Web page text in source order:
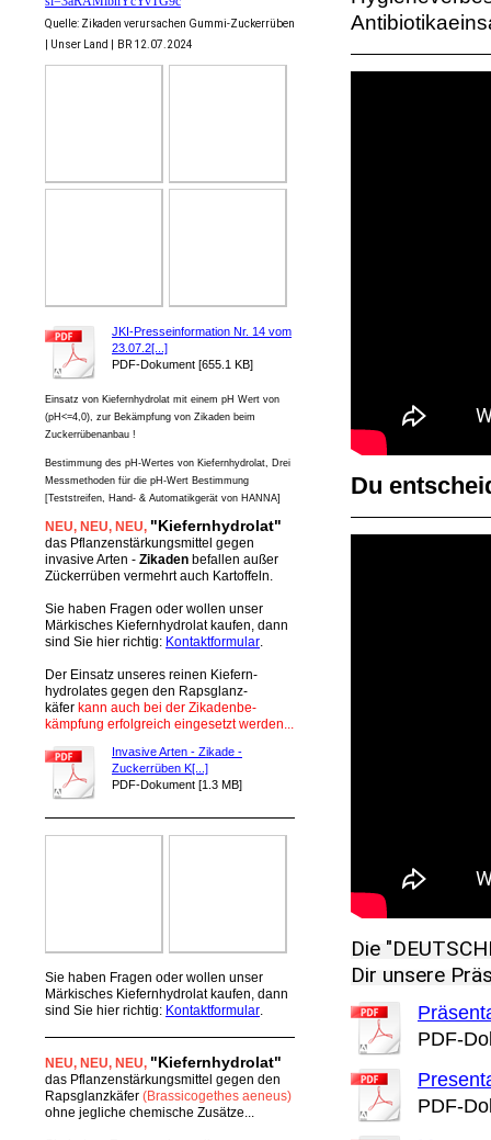
Quelle: Zikaden verursachen Gummi-Zuckerrüben
| Unser Land |
BR 12.07.2024
JKI-Presseinformation Nr. 14 vom
23.07.2[...]
PDF-Dokument [655.1 KB]
Einsatz von Kiefernhydrolat mit einem pH Wert von
(pH<=4,0), zur Bekämpfung von Zikaden beim
Zuckerrübenanbau !
Bestimmung des pH-Wertes von Kiefernhydrolat, Drei
Messmethoden für die pH-Wert Bestimmung
[Teststreifen, Hand- & Automatikgerät von HANNA]
NEU, NEU, NEU, "Kiefernhydrolat"
das Pflanzenstärkungsmittel gegen
invasive Arten - Zikaden befallen außer
Zückerrüben vermehrt auch Kartoffeln.
Sie haben Fragen oder wollen unser
Märkisches Kiefernhydrolat kaufen, dann
sind Sie hier richtig: Kontaktformular
Der Einsatz unseres reinen Kiefern-
hydrolates gegen den Rapsglanz-
käfer kann auch bei der Zikadenbe-
kämpfung erfolgreich eingesetzt werden...
Invasive Arten - Zikade -
Zuckerrüben K[...]
PDF-Dokument [1.3 MB]
Sie haben Fragen oder wollen unser
Märkisches Kiefernhydrolat kaufen, dann
sind Sie hier richtig: Kontaktformular
NEU, NEU, NEU, "Kiefernhydrolat"
das Pflanzenstärkungsmittel gegen den
Rapsglanzkäfer (Brassicogethes aeneus)
ohne jegliche chemische Zusätze...
Du
Die
Dir unsere
PDF-
PDF-